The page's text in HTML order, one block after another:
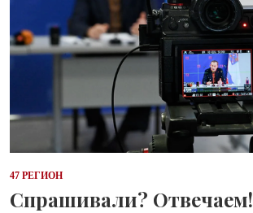
47 РЕГИОН
Спрашивали? Отвечаем!